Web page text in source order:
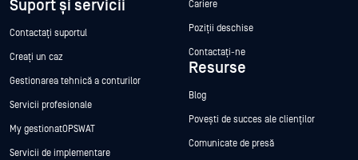
Suport și servicii
Contactați suportul
Creați un caz
Gestionarea tehnică a conturilor
Servicii profesionale
My gestionatOPSWAT
Servicii de implementare
Cariere
Poziții deschise
Contactați-ne
Resurse
Blog
Povești de succes ale clienților
Comunicate de presă